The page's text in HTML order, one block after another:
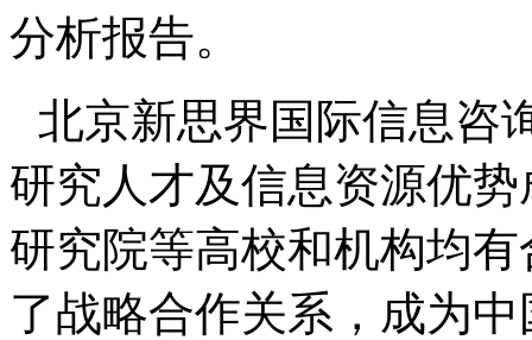
分析报告。
北京新思界国际信息咨
研究人才及信息资源优
研究院等高校和机构均
了战略合作关系，成为